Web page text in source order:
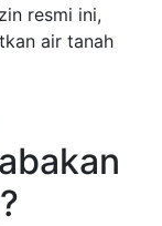
resmi ini,
air tanah